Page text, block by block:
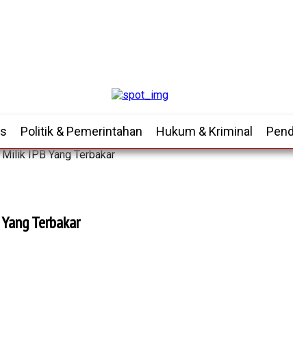
Politik & Pemerintahan Hukum & Kriminal
IPB Yang Terbakar
Terbakar